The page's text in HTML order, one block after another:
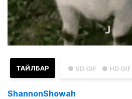
● SD GIF ● HD GIF
ТАЙЛБАР
ShannonShowah